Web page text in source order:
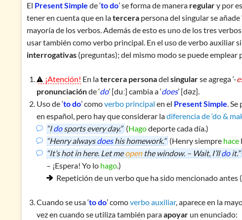
(uso)
(formación)
Simple vs. Present Continuous
Simple (uso)
Simple (formación)
Continuous (uso)
Continuous (formación)
Perfect Simple vs. Continuous
‘have … got’
‘do … have’
Ejercicio mixto 2: adjetivos & adverbios
Ejercicio mixto 3: adjetivos & adverbios especiales
Ejercicio 1: clases de palabras
El Present Simple de ‘to do’ se forma de manera regulary por
tener en cuenta que en latercera persona del singular se añade
mayoría de los verbos. Además de esto es uno de los tres
usar también como verbo principal. En el uso de verbo auxiliar
interrogativas (preguntas); del mismo modo se puede emplear
¡Atención! En latercera personadelsingularse agrega ‘-
pronunciaciónde ‘do’ [duː] cambia a ‘does’ [dəz].
Uso de ‘to do’ comoverbo principal en el Present Simple. Se
en español, pero hay que considerar ladiferencia de ‘do &
“Idosports every day.” (Hagodeporte cada día.)
“Henry alwaysdoeshis homework.” (Henry siempre hace
“It’s hot in here. Let meopenthe window. – Wait, I’lldoit.”
– ¡Espera! Yo lo hago.)
Repetición de un verbo que ha sido mencionado antes
Cuando se usa ‘to do’ comoverbo auxiliar, aparece en la
vez en cuando se utiliza también paraapoyar un enunciado: